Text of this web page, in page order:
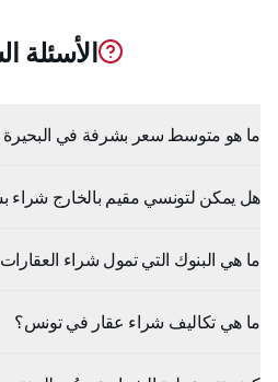
الأسئلة
ما هو متوسط سعر بشرفة في البحيرة 2؟
هل يمكن لتونسي مقيم بالخارج شراء
ما هي البنوك التي تمول شراء
ما هي تكاليف شراء عقار في تونس؟